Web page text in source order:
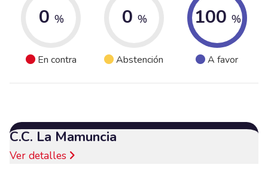
0 %
En contra
0 %
Abstención
100 %
A favor
C.C. La Mamuncia
Ver detalles